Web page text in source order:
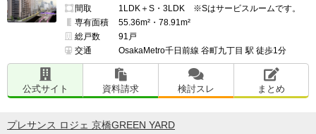
間取
1LDK＋S・3LDK ※Sはサービスルームです。
専有面積
55.36m²・78.91m²
総戸数
91戸
交通
OsakaMetro千日前線 谷町九丁目 駅 徒歩1分
公式サイト 資料請求 検討スレ まとめ
プレサンス ロジェ 京橋GREEN YARD